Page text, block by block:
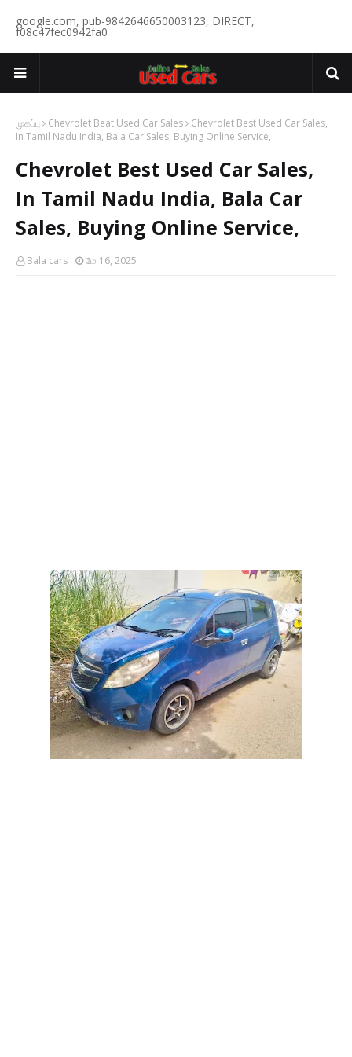
google.com, pub-9842646650003123, DIRECT,
f08c47fec0942fa0
முகப்பு Chevrolet Beat Used Car Sales
Chevrolet Best Used Car Sales,
In Tamil Nadu India, Bala Car Sales, Buying Online Service,
Chevrolet Best Used Car Sales,
In Tamil Nadu India, Bala Car
Sales, Buying Online Service,
Bala cars மே 16, 2025